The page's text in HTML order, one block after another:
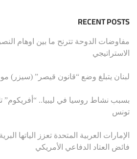
RECENT POSTS
مفاوضات الدوحة تترنح ما بين اوهام
الاستراتيجي
لبنان يتبلغ وضع “قانون قيصر” (سيزر)
بسبب نشاط روسيا في ليبيا.. “أفريكوم”
تونس
فائض العتاد الدفاعي الأمريكي